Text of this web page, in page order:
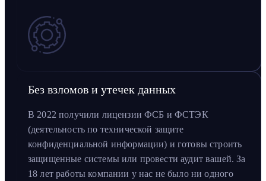
Без взломов и утечек данных
В 2022 получили лицензии ФСБ и ФСТЭК
(деятельность по технической защите
конфиденциальной информации) и готовы строить
защищенные системы или провести аудит вашей. За
18 лет работы компании у нас не было ни одного